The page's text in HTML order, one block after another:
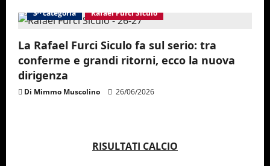
3^ categoria
Rafael Furci Siculo
La Rafael Furci Siculo fa sul serio: tra
conferme e grandi ritorni, ecco la nuova
dirigenza
Di Mimmo Muscolino 26/06/2026
RISULTATI CALCIO